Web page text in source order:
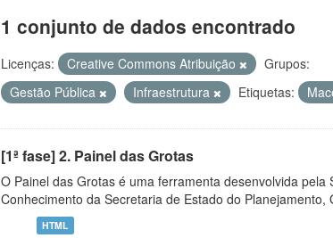
1 conjunto de dados encontrado
Licenças: Creative Commons Atribuição
Grupos:
Gestão Pública
Infraestrutura Etiquetas:
[1ª fase] 2. Painel das Grotas
O Painel das Grotas é uma ferramenta desenvolvida
Conhecimento da Secretaria de Estado do Planejamento,
HTML